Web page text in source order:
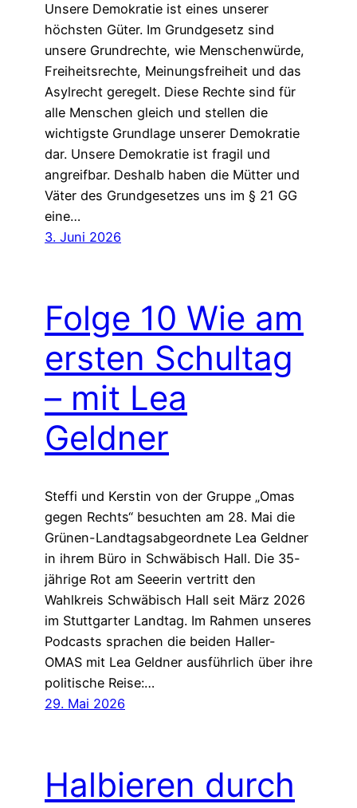
Unsere Demokratie ist eines unserer
höchsten Güter. Im Grundgesetz sind
unsere Grundrechte, wie Menschenwürde,
Freiheitsrechte, Meinungsfreiheit und das
Asylrecht geregelt. Diese Rechte sind für
alle Menschen gleich und stellen die
wichtigste Grundlage unserer Demokratie
dar. Unsere Demokratie ist fragil und
angreifbar. Deshalb haben die Mütter und
Väter des Grundgesetzes uns im § 21 GG
eine…
3. Juni 2026
Folge 10 Wie am
ersten Schultag
– mit Lea
Geldner
Steffi und Kerstin von der Gruppe „Omas
gegen Rechts“ besuchten am 28. Mai die
Grünen-Landtagsabgeordnete Lea Geldner
in ihrem Büro in Schwäbisch Hall. Die 35-
jährige Rot am Seeerin vertritt den
Wahlkreis Schwäbisch Hall seit März 2026
im Stuttgarter Landtag. Im Rahmen unseres
Podcasts sprachen die beiden Haller-
OMAS mit Lea Geldner ausführlich über ihre
politische Reise:…
29. Mai 2026
Halbieren durch